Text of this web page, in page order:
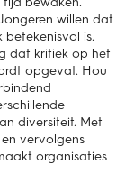
willen dat
is.
dat kritiek op het
opgevat. Hou
diversiteit. Met
vervolgens
organisaties